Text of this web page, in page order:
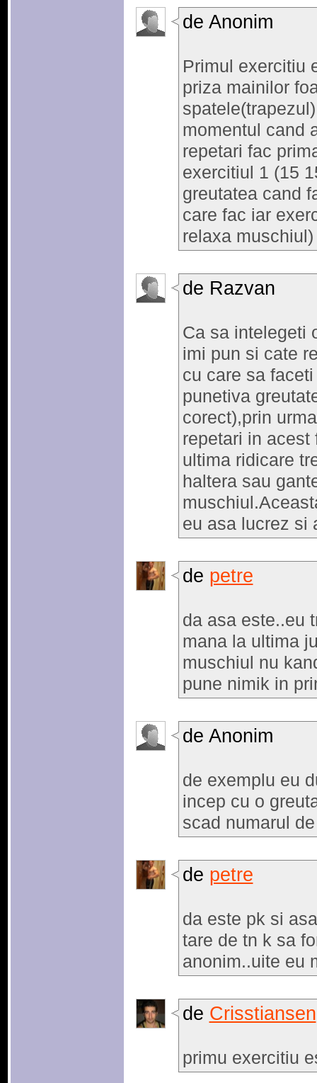
de Anonim
Primul exercitiu
priza mainilor
momentul cand
repetari fac
exercitiul 1 (15
greutatea cand
care fac iar
relaxa
de Razvan
Ca sa intelegeti
imi pun si cate
cu care sa
punetiva
corect),prin
repetari in acest
ultima ridicare
haltera sau
eu asa lucrez si
de petre
da asa este..eu
mana la ultima
muschiul nu
pune nimik in
de Anonim
de exemplu eu
incep cu o
scad numarul
de petre
da este pk si
tare de tn k sa
anonim..uite eu
de Crisstiansen
primu exercitiu